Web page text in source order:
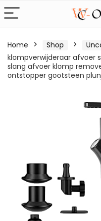
Home Shop
klompverwijderaar afvoer
slang afvoer klomp
ontstopper gootsteen